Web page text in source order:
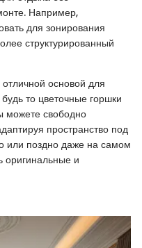
Например,
для зонирования
структурированный
основой для
то цветочные горшки
можете свободно
пространство под
или поздно даже на самом
оригинальные и